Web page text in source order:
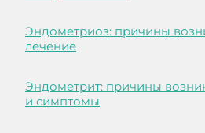
Эндометриоз: причины
лечение
Эндометрит: причины
и симптомы